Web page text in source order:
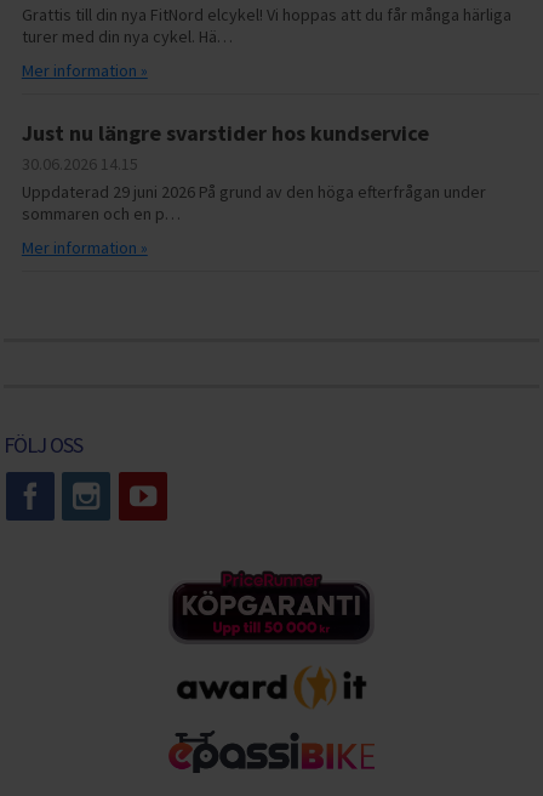
Grattis till din nya FitNord elcykel! Vi hoppas att du får många härliga
turer med din nya cykel. Hä…
Mer information »
Just nu längre svarstider hos kundservice
30.06.2026 14.15
Uppdaterad 29 juni 2026 På grund av den höga efterfrågan under
sommaren och en p…
Mer information »
FÖLJ OSS